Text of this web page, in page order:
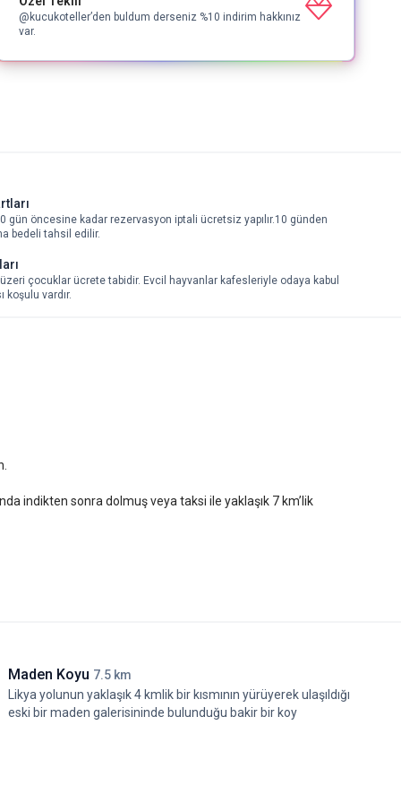
@kucukoteller’den buldum derseniz %10 indirim hakkınız
var.
gün öncesine kadar rezervasyon iptali ücretsiz yapılır.10 günden
bedeli tahsil edilir.
çocuklar ücrete tabidir. Evcil hayvanlar kafesleriyle odaya kabul
koşulu vardır.
indikten sonra dolmuş veya taksi ile yaklaşık 7 km’lik
Maden Koyu 7.5 km
Likya yolunun yaklaşık 4 kmlik bir kısmının yürüyerek ulaşıldığı
eski bir maden galerisininde bulunduğu bakir bir koy